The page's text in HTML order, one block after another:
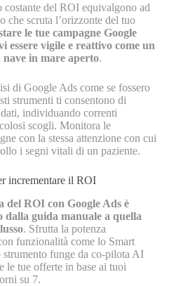
del ROI equivalgono ad
che scruta l’orizzonte del tuo
le tue campagne Google
essere vigile e reattivo come un
in mare aperto.
di Google Ads come se fossero
strumenti ti consentono di
individuando correnti
scogli. Monitora le
con la stessa attenzione con cui
i segni vitali di un paziente.
incrementare il ROI
del ROI con Google Ads è
dalla guida manuale a quella
. Sfrutta la potenza
funzionalità come lo Smart
funge da co-pilota AI
le tue offerte in base ai tuoi
su 7.